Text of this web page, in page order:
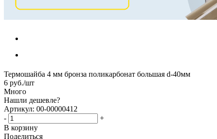
Термошайба 4 мм бронза поликарбонат большая d-40мм
6 руб./шт
Много
Нашли дешевле?
Артикул: 00-00000412
-
+
В корзину
Поделиться